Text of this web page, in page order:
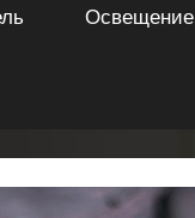
Освещение